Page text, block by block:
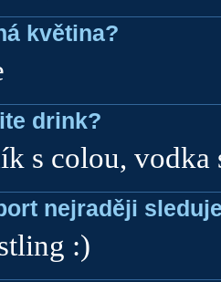
květina?
drink?
s colou, vodka
nejraději
:)